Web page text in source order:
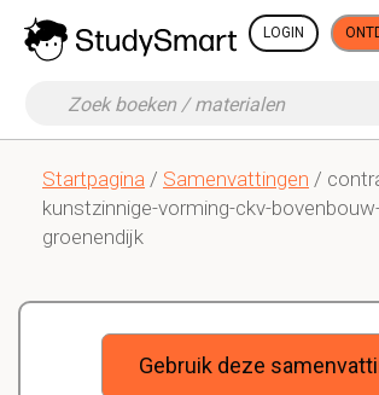
LOGIN
Startpagina / Samenvattingen /
kunstzinnige-vorming-ckv-
groenendijk
Gebruik deze